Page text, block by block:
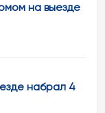
на выезде
набрал 4